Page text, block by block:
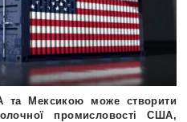
та Мексикою може створити
промисловості США,